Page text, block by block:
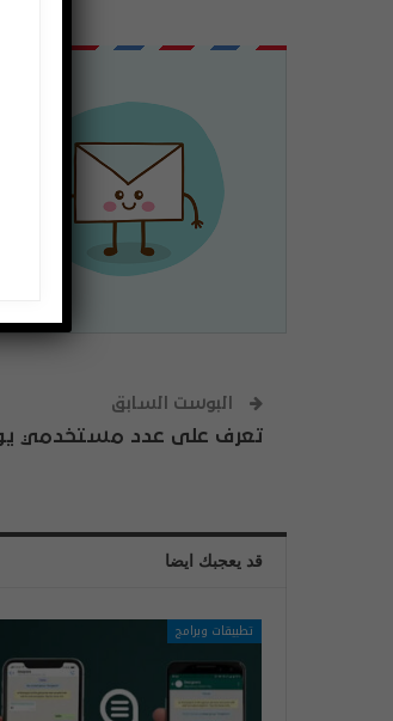
البوست السابق
تعرف على عدد مستخدمي
قد يعجبك ايضا
تطبيقات وبرامج